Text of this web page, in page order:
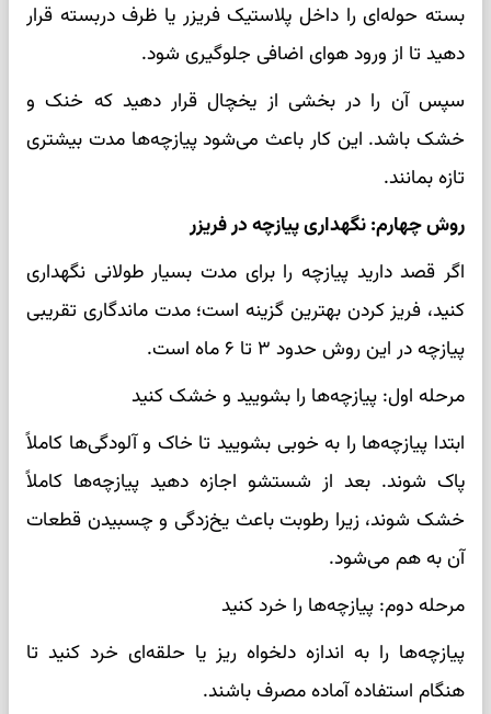
بسته حوله‌ای را داخل پلاستیک فریزر یا ظرف دربسته قرار
دهید تا از ورود هوای اضافی جلوگیری شود.
سپس آن را در بخشی از یخچال قرار دهید که خنک و
خشک باشد. این کار باعث می‌شود پیازچه‌ها مدت بیشتری
تازه بمانند.
روش چهارم: نگهداری پیازچه در فریزر
اگر قصد دارید پیازچه را برای مدت بسیار طولانی نگهداری
کنید، فریز کردن بهترین گزینه است؛ مدت ماندگاری تقریبی
پیازچه در این روش حدود ۳ تا ۶ ماه است.
مرحله اول: پیازچه‌ها را بشویید و خشک کنید
ابتدا پیازچه‌ها را به خوبی بشویید تا خاک و آلودگی‌ها کاملاً
پاک شوند. بعد از شستشو اجازه دهید پیازچه‌ها کاملاً
خشک شوند، زیرا رطوبت باعث یخ‌زدگی و چسبیدن قطعات
آن به هم می‌شود.
مرحله دوم: پیازچه‌ها را خرد کنید
پیازچه‌ها را به اندازه دلخواه ریز یا حلقه‌ای خرد کنید تا
هنگام استفاده آماده مصرف باشند.